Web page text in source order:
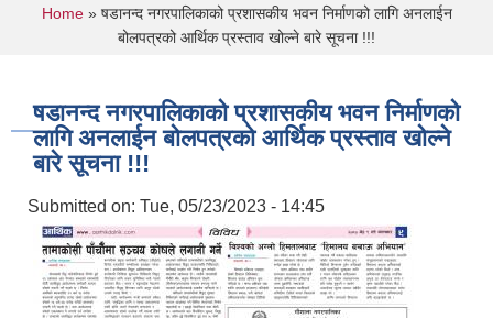
You are here
Home» षडानन्द नगरपालिकाको प्रशासकीय भवन निर्माणको लागि अनलाईन
बोलपत्रको आर्थिक प्रस्ताव खोल्ने बारे सूचना !!!
षडानन्द नगरपालिकाको प्रशासकीय भवन निर्माणको
लागि अनलाईन बोलपत्रको आर्थिक प्रस्ताव खोल्ने
बारे सूचना !!!
Submitted on: Tue, 05/23/2023 - 14:45